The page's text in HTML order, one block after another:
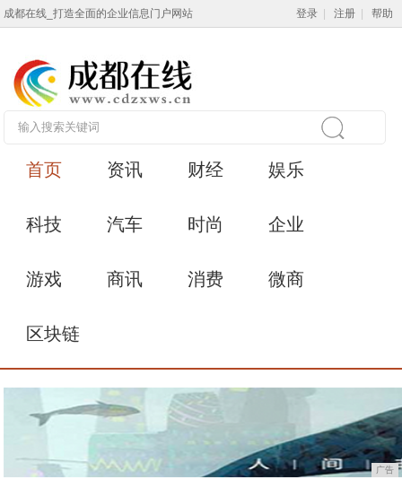
成都在线_打造全面的企业信息门户网站 登录 注册 帮助
首页 资讯 财经 娱乐
科技 汽车 时尚 企业
游戏 商讯 消费 微商
区块链
广告